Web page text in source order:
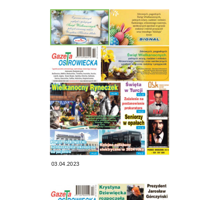
03.04.2023